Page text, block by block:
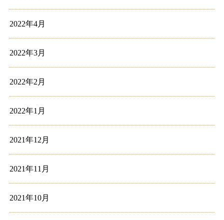
2022年4月
2022年3月
2022年2月
2022年1月
2021年12月
2021年11月
2021年10月